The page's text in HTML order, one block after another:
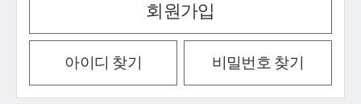
회원가입
아이디 찾기 비밀번호 찾기